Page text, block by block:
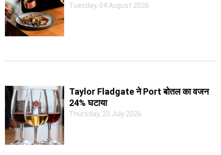
Tuesday, 04 August 2026
Taylor Fladgate ने Port बोतल का वजन
24% घटाया
Thursday, 23 July 2026